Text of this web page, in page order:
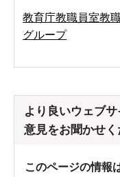
教育庁教職員室教
グループ
より良いウェブ
意見をお聞かせ
このページの情報